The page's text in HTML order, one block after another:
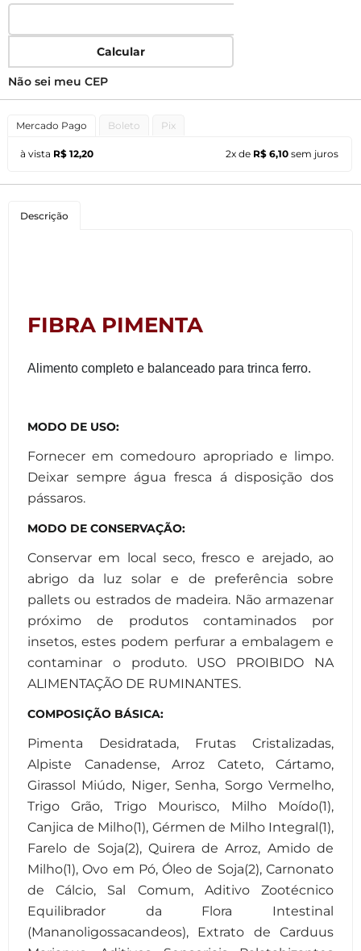
Calcular
Não sei meu CEP
Mercado Pago Boleto Pix
à vista R$ 12,20 2x de R$ 6,10 sem juros
Descrição
FIBRA PIMENTA
Alimento completo e balanceado para trinca ferro.
MODO DE USO:
Fornecer em comedouro apropriado e limpo.
Deixar sempre água fresca á disposição dos
pássaros.
MODO DE CONSERVAÇÃO:
Conservar em local seco, fresco e arejado, ao
abrigo da luz solar e de preferência sobre
pallets ou estrados de madeira. Não armazenar
próximo de produtos contaminados por
insetos, estes podem perfurar a embalagem e
contaminar o produto. USO PROIBIDO NA
ALIMENTAÇÃO DE RUMINANTES.
COMPOSIÇÃO BÁSICA:
Pimenta Desidratada, Frutas Cristalizadas,
Alpiste Canadense, Arroz Cateto, Cártamo,
Girassol Miúdo, Niger, Senha, Sorgo Vermelho,
Trigo Grão, Trigo Mourisco, Milho Moído(1),
Canjica de Milho(1), Gérmen de Milho Integral(1),
Farelo de Soja(2), Quirera de Arroz, Amido de
Milho(1), Ovo em Pó, Óleo de Soja(2), Carnonato
de Cálcio, Sal Comum, Aditivo Zootécnico
Equilibrador da Flora Intestinal
(Mananoligossacandeos), Extrato de Carduus